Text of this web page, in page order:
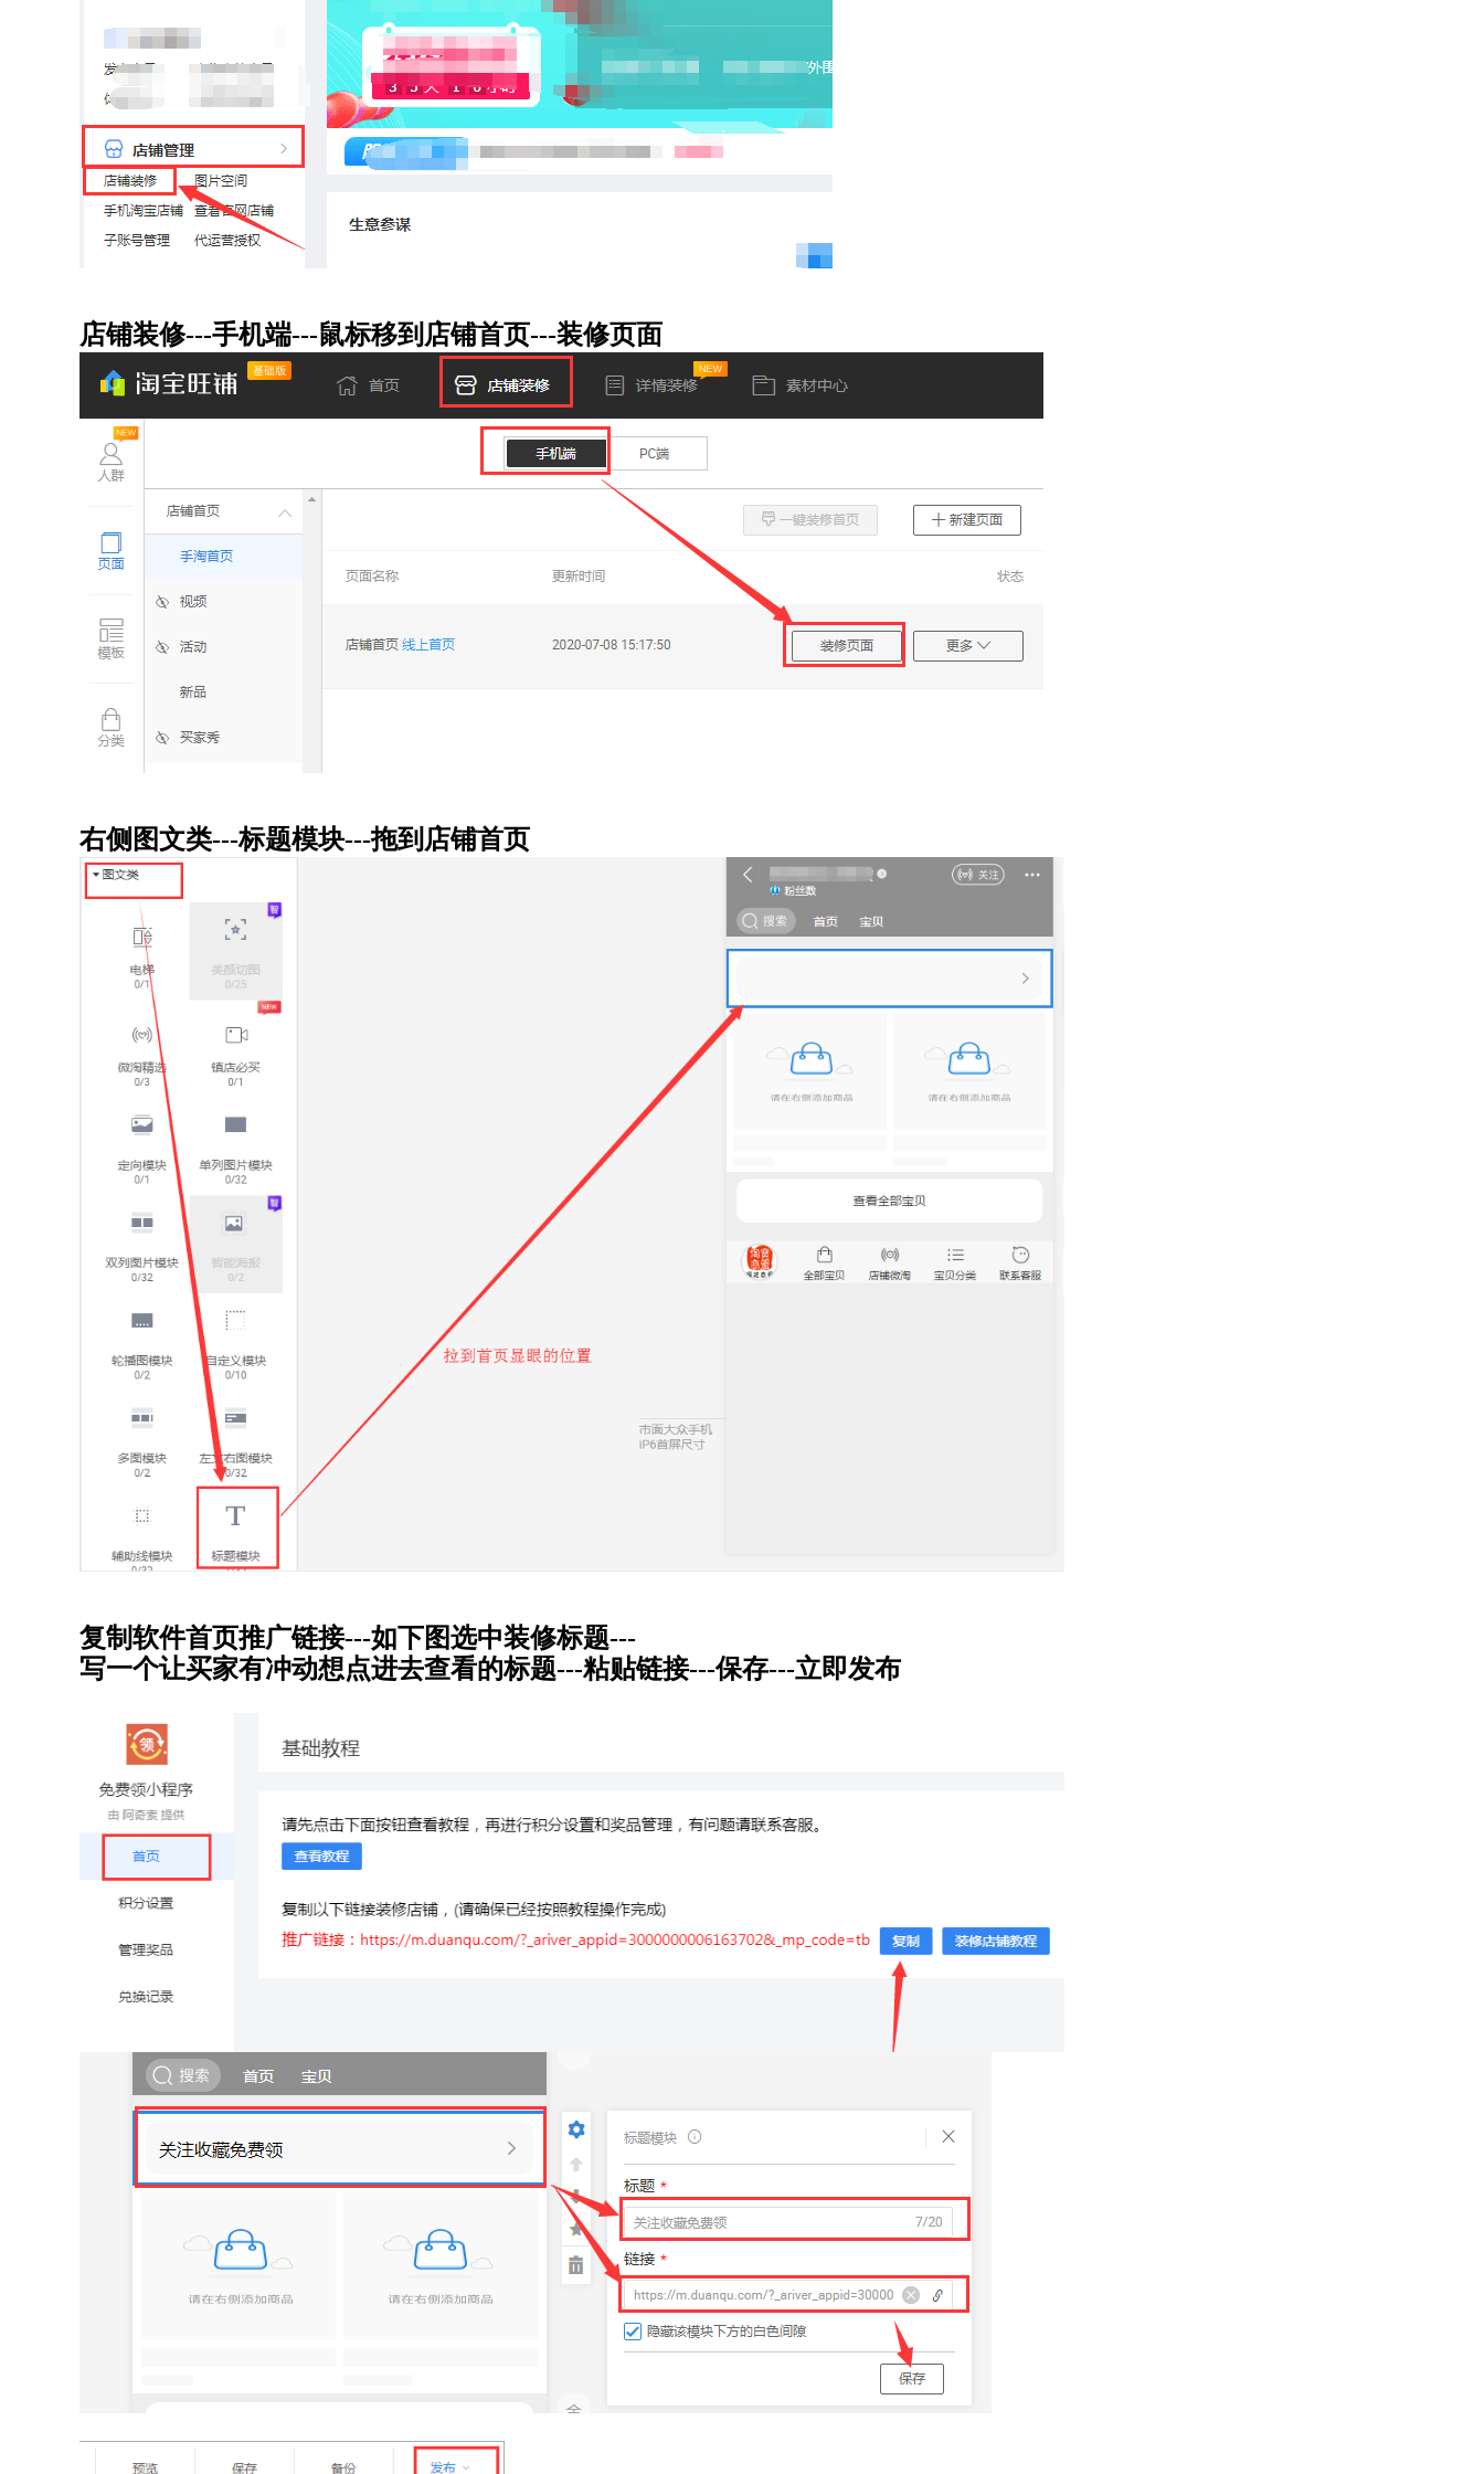
扫码或长按保存图片
点击查看大图
店铺装修---手机端---鼠标移到店铺首页---装修页面
右侧图文类---标题模块---拖到店铺首页
复制软件首页推广链接---如下图选中装修标题---
写一个让买家有冲动想点进去查看的标题---粘贴链接---保存---立即发布